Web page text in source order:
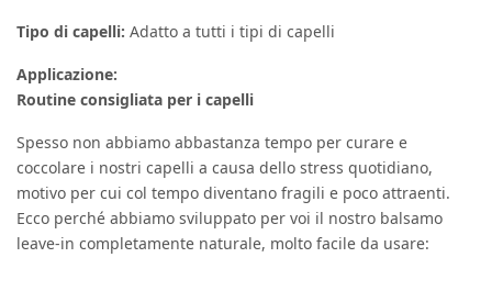
Tipo di capelli: Adatto a tutti i tipi di capelli
Applicazione:
Routine consigliata per i capelli
Spesso non abbiamo abbastanza tempo per curare e
coccolare i nostri capelli a causa dello stress quotidiano,
motivo per cui col tempo diventano fragili e poco attraenti.
Ecco perché abbiamo sviluppato per voi il nostro balsamo
leave-in completamente naturale, molto facile da usare: